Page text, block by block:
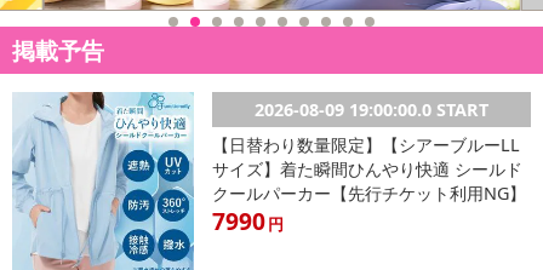
掲載予告
2026-08-09 19:00:00.0 START
【日替わり数量限定】【シアーブルーLL
サイズ】着た瞬間ひんやり快適 シールド
クールパーカー【先行チケット利用NG】
7990円